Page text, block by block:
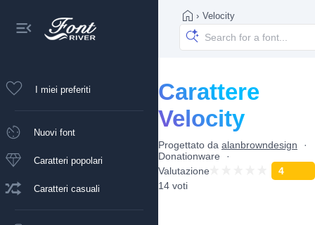
I miei preferiti
Nuovi font
Caratteri popolari
Caratteri casuali
› Velocity
Carattere
Velocity
Progettato da alanbrowndesign
Donationware
Valutazione
4
14 voti